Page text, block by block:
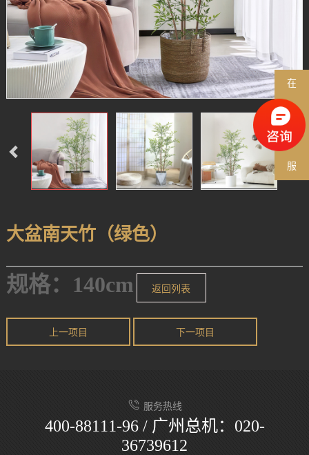
大盆南天竹（绿色）
规格：140cm 返回列表
上一项目 下一项目
服务热线
400-88111-96 / 广州总机：020-
36739612
在
线
客
服